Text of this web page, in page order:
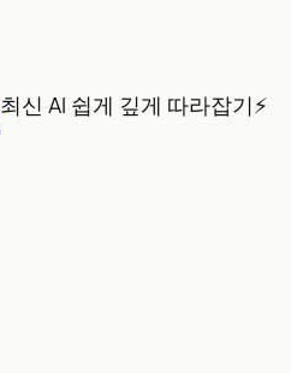
최신 AI 쉽게 깊게 따라잡기⚡